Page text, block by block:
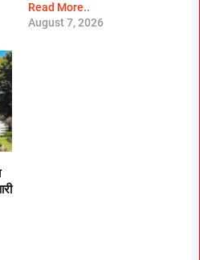
Read More..
August 7, 2026